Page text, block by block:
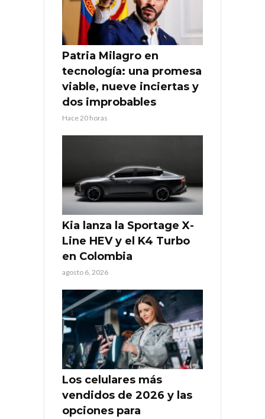
Patria Milagro en
tecnología: una promesa
viable, nueve inciertas y
dos improbables
Hace 20 horas
Kia lanza la Sportage X-
Line HEV y el K4 Turbo
en Colombia
agosto 6, 2026
Los celulares más
vendidos de 2026 y las
opciones para